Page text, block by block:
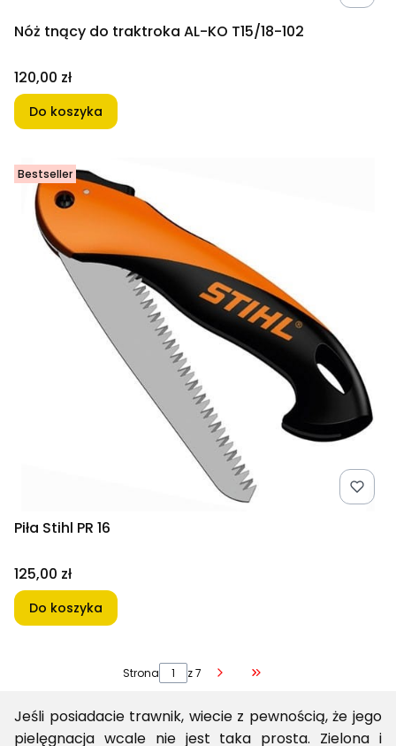
Nóż tnący do traktroka AL-KO T15/18-102
Cena
120,00 zł
Do koszyka
Bestseller
Piła Stihl PR 16
Cena
125,00 zł
Do koszyka
Strona z 7 Przejdź do ostatniej
Jeśli posiadacie trawnik, wiecie z pewnością, że jego
pielęgnacja wcale nie jest taka prosta. Zielona i